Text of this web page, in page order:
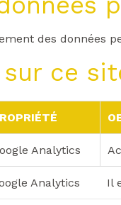
des données
ce
Analytics
Analytics Il